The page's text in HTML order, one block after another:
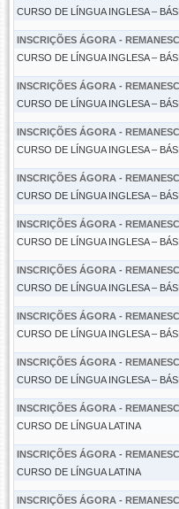
CURSO DE LÍNGUA INGLESA –
INSCRIÇÕES ÁGORA -
CURSO DE LÍNGUA INGLESA –
INSCRIÇÕES ÁGORA -
CURSO DE LÍNGUA INGLESA –
INSCRIÇÕES ÁGORA -
CURSO DE LÍNGUA INGLESA –
INSCRIÇÕES ÁGORA -
CURSO DE LÍNGUA INGLESA –
INSCRIÇÕES ÁGORA -
CURSO DE LÍNGUA INGLESA –
INSCRIÇÕES ÁGORA -
CURSO DE LÍNGUA INGLESA –
INSCRIÇÕES ÁGORA -
CURSO DE LÍNGUA INGLESA –
INSCRIÇÕES ÁGORA -
CURSO DE LÍNGUA INGLESA –
INSCRIÇÕES ÁGORA -
CURSO DE LÍNGUA LATINA
INSCRIÇÕES ÁGORA -
CURSO DE LÍNGUA LATINA
INSCRIÇÕES ÁGORA -